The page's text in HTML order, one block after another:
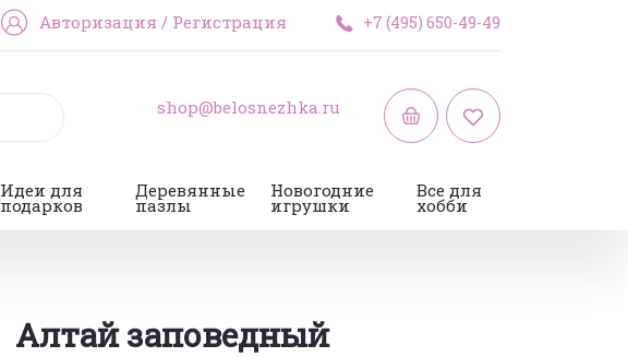
Авторизация / Регистрация +7 (495) 650-49-49
shop@belosnezhka.ru
Идеи для
подарков
Деревянные
пазлы
Новогодние
игрушки
Все для
хобби
Алтай заповедный